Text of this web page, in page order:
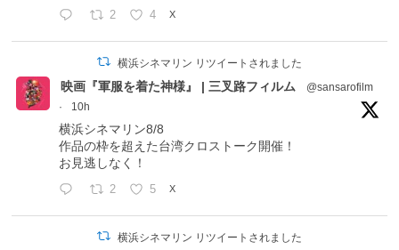
2 4 X
横浜シネマリン リツイートされました
映画『軍服を着た神様』 | 三叉路フィルム
@sansarofilm
·
10h
横浜シネマリン8/8
作品の枠を超えた台湾クロストーク開催！
お見逃しなく！
2 5 X
横浜シネマリン リツイートされました